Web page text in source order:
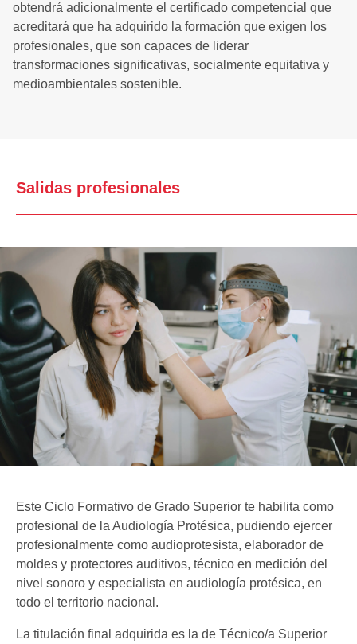
obtendrá adicionalmente el certificado competencial que
acreditará que ha adquirido la formación que exigen los
profesionales, que son capaces de liderar
transformaciones significativas, socialmente equitativa y
medioambientales sostenible.
Salidas profesionales
Este Ciclo Formativo de Grado Superior te habilita como
profesional de la Audiología Protésica, pudiendo ejercer
profesionalmente como audioprotesista, elaborador de
moldes y protectores auditivos, técnico en medición del
nivel sonoro y especialista en audiología protésica, en
todo el territorio nacional.
La titulación final adquirida es la de Técnico/a Superior